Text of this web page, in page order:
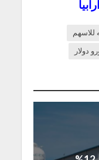
للاسهم
دولار